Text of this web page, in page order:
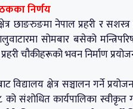
निर्णय
छाङरुङमा नेपाल प्रहरी र
सोमबार बसेको
चौकीहरूको भवन निर्माण
विद्यालय क्षेत्र सञ्चालन गर्ने
संशोधित कार्यपालिका स्वीकृत